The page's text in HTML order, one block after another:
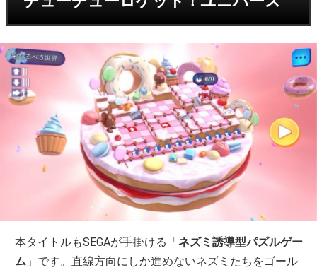
本タイトルもSEGAが手掛ける「ネズミ誘導型パズルゲー
ム 」です。直線方向にしか進めないネズミたちをゴール